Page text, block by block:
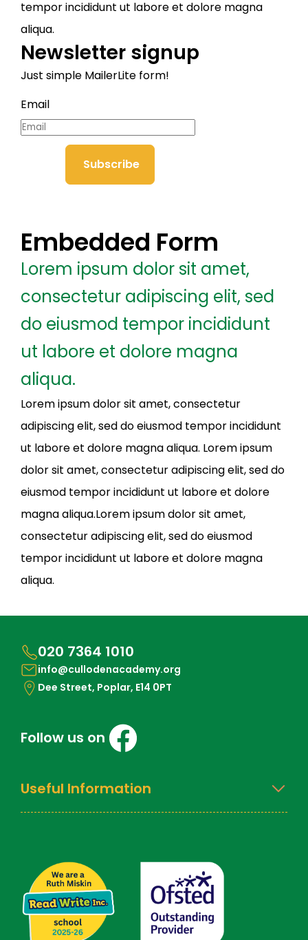
tempor incididunt ut labore et dolore magna
aliqua.
Newsletter signup
Just simple MailerLite form!
Email
Subscribe
Embedded Form
Lorem ipsum dolor sit amet,
consectetur adipiscing elit, sed
do eiusmod tempor incididunt
ut labore et dolore magna
aliqua.
Lorem ipsum dolor sit amet, consectetur
adipiscing elit, sed do eiusmod tempor incididunt
ut labore et dolore magna aliqua. Lorem ipsum
dolor sit amet, consectetur adipiscing elit, sed do
eiusmod tempor incididunt ut labore et dolore
magna aliqua.Lorem ipsum dolor sit amet,
consectetur adipiscing elit, sed do eiusmod
tempor incididunt ut labore et dolore magna
aliqua.
020 7364 1010
info@cullodenacademy.org
Dee Street, Poplar, E14 0PT
Follow us on
Useful Information